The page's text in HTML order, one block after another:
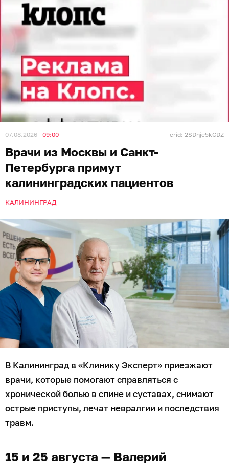
07.08.2026 09:00 erid: 2SDnje5kGDZ
Врачи из Москвы и Санкт-
Петербурга примут
калининградских пациентов
КАЛИНИНГРАД
В Калининград в «Клинику Эксперт» приезжают
врачи, которые помогают справляться с
хронической болью в спине и суставах, снимают
острые приступы, лечат невралгии и последствия
травм.
15 и 25 августа — Валерий